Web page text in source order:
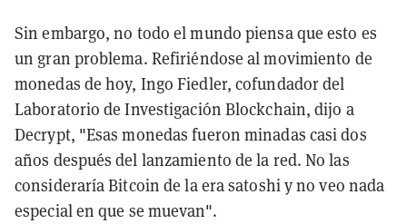
Sin embargo, no todo el mundo piensa que esto es
un gran problema. Refiriéndose al movimiento de
monedas de hoy, Ingo Fiedler, cofundador del
Laboratorio de Investigación Blockchain, dijo a
Decrypt, "Esas monedas fueron minadas casi dos
años después del lanzamiento de la red. No las
consideraría Bitcoin de la era satoshi y no veo nada
especial en que se muevan".